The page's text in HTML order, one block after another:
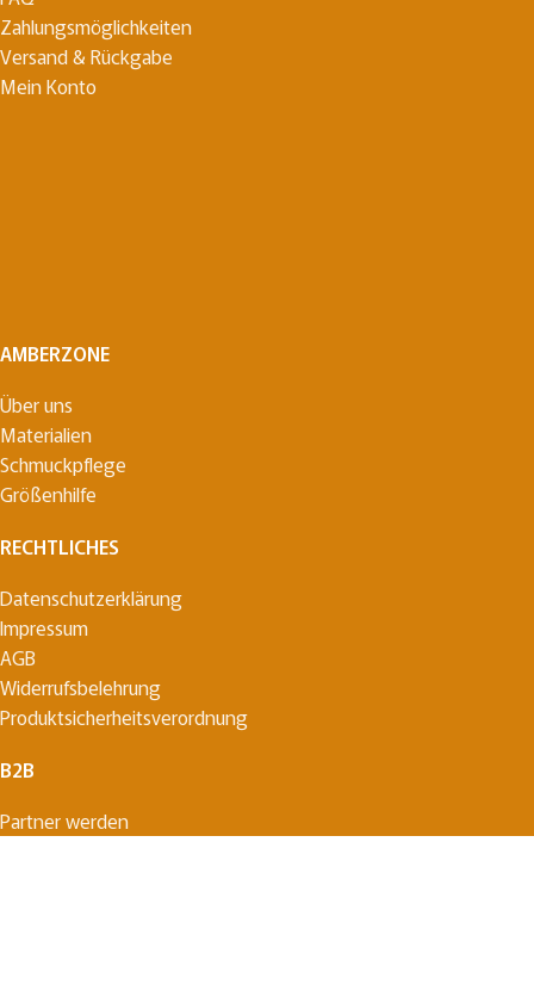
Zahlungsmöglichkeiten
Versand & Rückgabe
Mein Konto
AMBERZONE
Über uns
Materialien
Schmuckpflege
Größenhilfe
RECHTLICHES
Datenschutzerklärung
Impressum
AGB
Widerrufsbelehrung
Produktsicherheitsverordnung
B2B
Partner werden